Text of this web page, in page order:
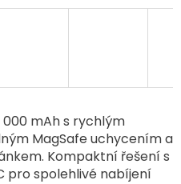
mAh s rychlým
MagSafe uchycením a
Kompaktní řešení s
pro spolehlivé nabíjení